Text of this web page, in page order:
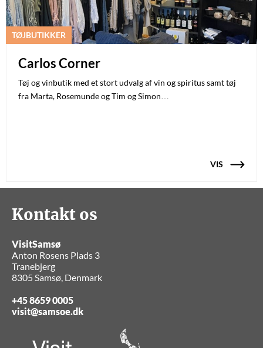
TØJBUTIKKER
Carlos Corner
Tøj og vinbutik med et stort udvalg af vin og spiritus samt tøj
fra Marta, Rosemunde og Tim og Simon…
VIS
Kontakt os
VisitSamsø
Anton Rosens Plads 3
Tranebjerg
8305 Samsø, Denmark
+45 8659 0005
visit@samsoe.dk